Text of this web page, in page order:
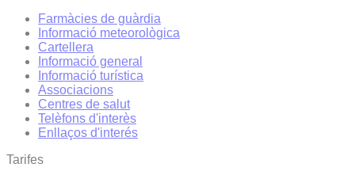
Farmàcies de guàrdia
Informació meteorològica
Cartellera
Informació general
Informació turística
Associacions
Centres de salut
Telèfons d'interès
Enllaços d'interés
Tarifes